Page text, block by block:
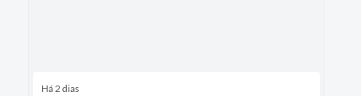
Há 2 dias